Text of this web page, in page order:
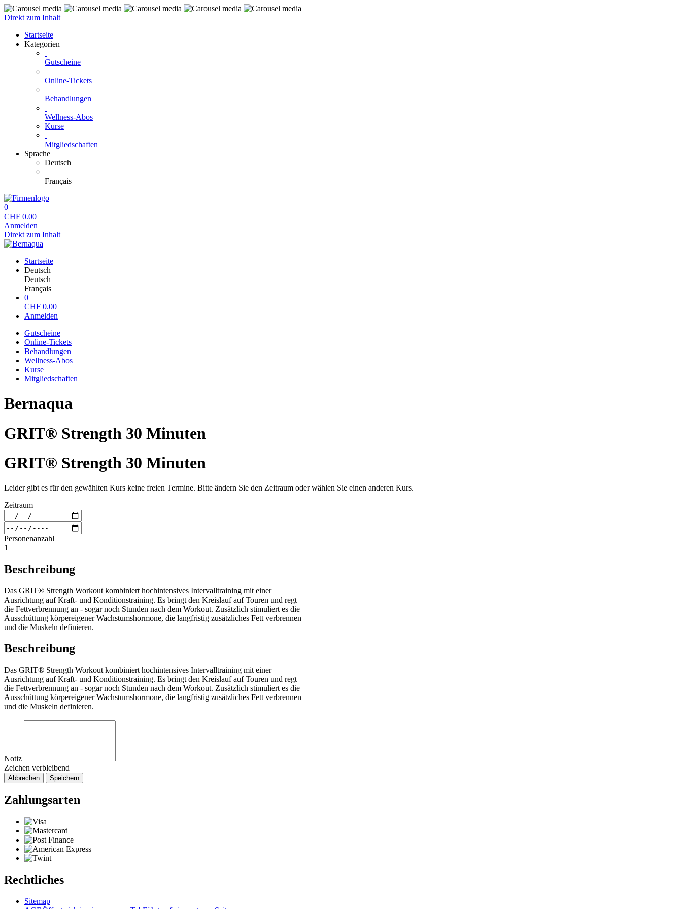
Direkt zum Inhalt
Startseite
Kategorien
Gutscheine
Online-Tickets
Behandlungen
Wellness-Abos
Kurse
Mitgliedschaften
Sprache
Deutsch
Français
0
CHF 0.00
Anmelden
Direkt zum Inhalt
Startseite
Deutsch
Deutsch
Français
0
CHF 0.00
Anmelden
Gutscheine
Online-Tickets
Behandlungen
Wellness-Abos
Kurse
Mitgliedschaften
Bernaqua
GRIT® Strength 30 Minuten
GRIT® Strength 30 Minuten
Leider gibt es für den gewählten Kurs keine freien Termine. Bitte ändern Sie den Zeitraum oder wählen Sie einen anderen Kurs.
Zeitraum
Personenanzahl
1
Beschreibung
Das GRIT® Strength Workout kombiniert hochintensives Intervalltraining mit einer
Ausrichtung auf Kraft- und Konditionstraining. Es bringt den Kreislauf auf Touren und regt
die Fettverbrennung an - sogar noch Stunden nach dem Workout. Zusätzlich stimuliert es die
Ausschüttung körpereigener Wachstumshormone, die langfristig zusätzliches Fett verbrennen
und die Muskeln definieren.
Beschreibung
Das GRIT® Strength Workout kombiniert hochintensives Intervalltraining mit einer
Ausrichtung auf Kraft- und Konditionstraining. Es bringt den Kreislauf auf Touren und regt
die Fettverbrennung an - sogar noch Stunden nach dem Workout. Zusätzlich stimuliert es die
Ausschüttung körpereigener Wachstumshormone, die langfristig zusätzliches Fett verbrennen
und die Muskeln definieren.
Notiz
Zeichen verbleibend
Abbrechen Speichern
Zahlungsarten
Rechtliches
Sitemap